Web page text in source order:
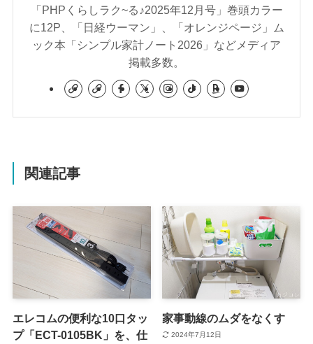
「PHPくらしラク~る♪2025年12月号」巻頭カラー
に12P、「日経ウーマン」、「オレンジページ」ム
ック本「シンプル家計ノート2026」などメディア
掲載多数。
関連記事
エレコムの便利な10口タッ
プ「ECT-0105BK」を、仕
家事動線のムダをなくす
2024年7月12日